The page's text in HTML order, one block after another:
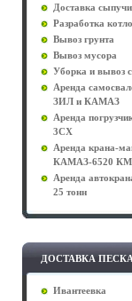
Доставка
Разработка
Вывоз грунта
Вывоз мусора
Уборка и вывоз
Аренда
ЗИЛ и КАМАЗ
Аренда
3CX
Аренда крана-
КАМАЗ-6520
Аренда
25 тонн
ДОСТАВКА
Ивантеевка